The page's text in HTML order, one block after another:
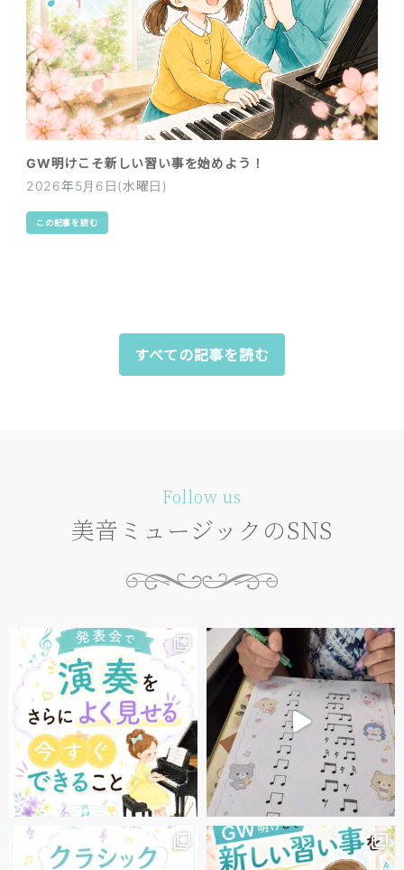
GW明けこそ新しい習い事を始めよう！
2026年5月6日(水曜日)
この記事を読む
すべての記事を読む
Follow us
美音ミュージックのSNS